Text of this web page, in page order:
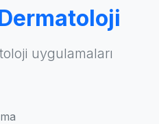
uygulamaları